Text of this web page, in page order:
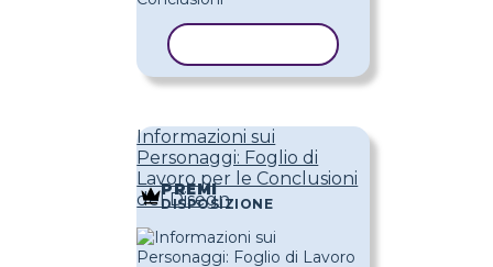
Informazioni sui
Personaggi: Foglio di
Lavoro per le Conclusioni
del Disegn
PREMI
DISPOSIZIONE